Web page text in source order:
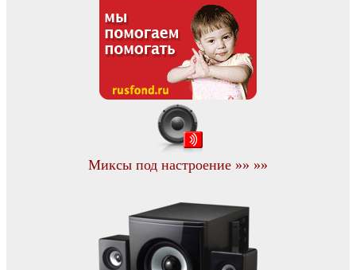
Миксы под настроение »» »»